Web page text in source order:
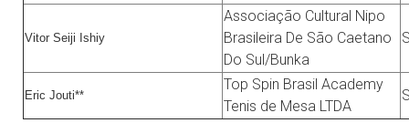
Vitor Seiji Ishiy
Associação Cultural Nipo
Brasileira De São Caetano
Do Sul/Bunka
Eric Jouti**
Top Spin Brasil Academy
Tenis de Mesa LTDA